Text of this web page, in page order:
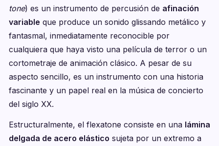
tone) es un instrumento de percusión de afinación
variable que produce un sonido glissando metálico y
fantasmal, inmediatamente reconocible por
cualquiera que haya visto una película de terror o un
cortometraje de animación clásico. A pesar de su
aspecto sencillo, es un instrumento con una historia
fascinante y un papel real en la música de concierto
del siglo XX.
Estructuralmente, el flexatone consiste en una lámina
delgada de acero elástico sujeta por un extremo a